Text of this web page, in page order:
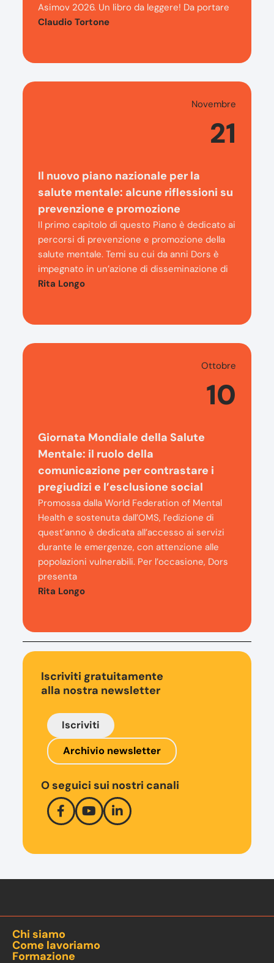
Asimov 2026. Un libro da leggere! Da portare
Claudio Tortone
Novembre
21
Il nuovo piano nazionale per la
salute mentale: alcune riflessioni su
prevenzione e promozione
Il primo capitolo di questo Piano è dedicato ai
percorsi di prevenzione e promozione della
salute mentale. Temi su cui da anni Dors è
impegnato in un’azione di disseminazione di
Rita Longo
Ottobre
10
Giornata Mondiale della Salute
Mentale: il ruolo della
comunicazione per contrastare i
pregiudizi e l’esclusione social
Promossa dalla World Federation of Mental
Health e sostenuta dall’OMS, l’edizione di
quest’anno è dedicata all’accesso ai servizi
durante le emergenze, con attenzione alle
popolazioni vulnerabili. Per l’occasione, Dors
presenta
Rita Longo
Iscriviti gratuitamente
alla nostra newsletter
Iscriviti
Archivio newsletter
O seguici sui nostri canali
Chi siamo
Come lavoriamo
Formazione